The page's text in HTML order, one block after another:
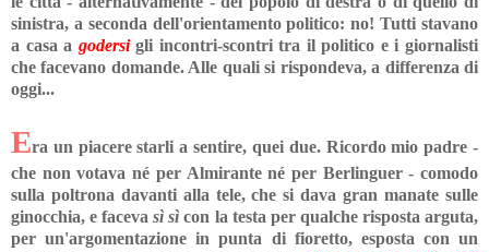
sinistra, a seconda dell'orientamento politico: no! Tutti stavano
a casa a godersigli incontri-scontri tra il politico e i giornalisti
che facevano domande. Alle quali si rispondeva, a differenza di
oggi...
Era un piacere starli a sentire, quei due. Ricordo mio padre -
che non votava né per Almirante né per Berlinguer - comodo
sulla poltrona davanti alla tele, che si dava gran manate sulle
ginocchia, e facevasì sì con la testa per qualche risposta arguta,
per un'argomentazione in punta di fioretto, esposta con un